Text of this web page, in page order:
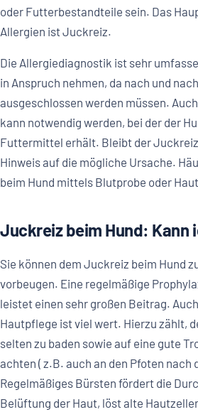
oder Futterbestandteile sein. Das
Allergien ist Juckreiz.
Die Allergiediagnostik ist sehr
in Anspruch nehmen, da nach und
ausgeschlossen werden müssen.
kann notwendig werden, bei der der
Futtermittel erhält. Bleibt der Juckreiz
Hinweis auf die mögliche Ursache.
beim Hund mittels Blutprobe oder
Juckreiz beim Hund: Kann
Sie können dem Juckreiz beim Hund
vorbeugen. Eine regelmäßige
leistet einen sehr großen Beitrag.
Hautpflege ist viel wert. Hierzu zählt,
selten zu baden sowie auf eine gute
achten ( z.B. auch an den Pfoten nach
Regelmäßiges Bürsten fördert die
Belüftung der Haut, löst alte